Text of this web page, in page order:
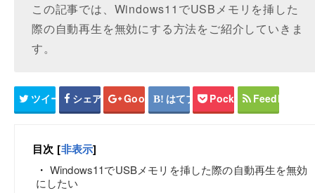
この記事では、Windows11でUSBメモリを挿した
際の自動再生を無効にする方法をご紹介していきま
す。
ツイート シェア Google+ はてブ Pocket Feedly
目次 [非表示]
Windows11でUSBメモリを挿した際の自動再生を無効
にしたい